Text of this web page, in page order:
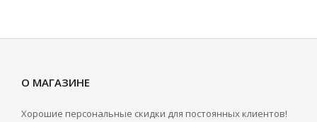
О МАГАЗИНЕ
Хорошие персональные скидки для постоянных клиентов!